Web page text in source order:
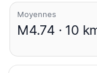
Moyennes
M4.74 · 10